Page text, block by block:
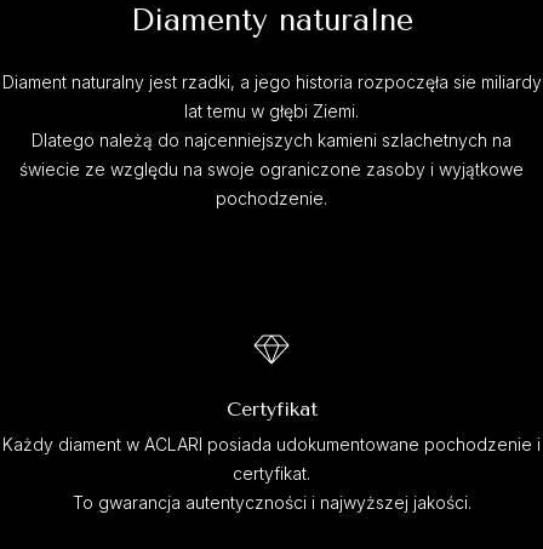
Diamenty naturalne
Diament naturalny jest rzadki, a jego historia rozpoczęła sie miliardy
lat temu w głębi Ziemi.
Dlatego należą do najcenniejszych kamieni szlachetnych na
świecie ze względu na swoje ograniczone zasoby i wyjątkowe
pochodzenie.
Certyfikat
Każdy diament w ACLARI posiada udokumentowane pochodzenie i
certyfikat.
To gwarancja autentyczności i najwyższej jakości.